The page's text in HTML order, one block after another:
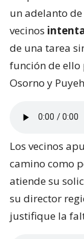
un adelanto
vecinos
de una tarea
función de
Osorno y
Los vecinos
camino como
atiende su
su director
justifique la